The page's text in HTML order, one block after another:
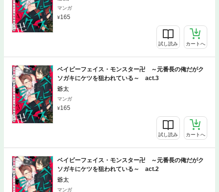
マンガ
165
試し読み カートへ
ベイビーフェイス・モンスター卍 ～元番長の俺だがク
ソガキにケツを狙われている～ act.3
爺太
マンガ
165
試し読み カートへ
ベイビーフェイス・モンスター卍 ～元番長の俺だがク
ソガキにケツを狙われている～ act.2
爺太
マンガ